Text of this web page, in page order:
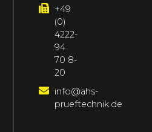
+49
(0)
4222-
94
70 8-
20
info@ahs-
prueftechnik.de